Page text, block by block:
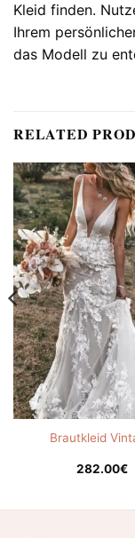
Kleid finden.
Ihrem
das Modell zu
RELATED
Brautkleid
282.00€